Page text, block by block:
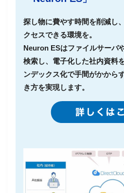
探し物に費やす時間を削減し
クセスできる環境を。
Neuron ESはファイルサーバ
検索し、電子化した社内資料
ンデックス化で手間がかから
き方を実現します。